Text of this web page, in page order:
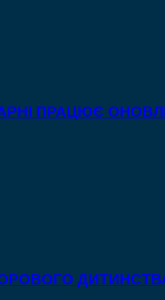
ПРАЦЮЄ